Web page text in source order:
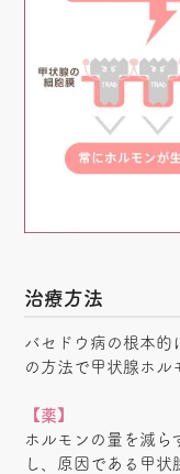
治療方法
バセドウ病の根本的
の方法で甲状腺ホル
【薬】
ホルモンの量を減ら
し、原因である甲状